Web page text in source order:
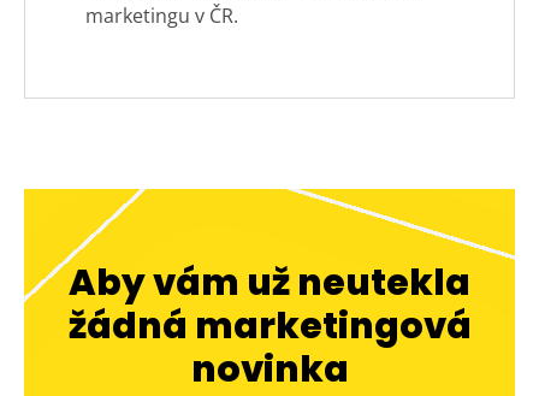
marketingu v ČR.
Aby vám už neutekla
žádná marketingová
novinka